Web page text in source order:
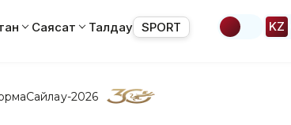
Саясат Талдау SPORT KZ
Сайлау-2026